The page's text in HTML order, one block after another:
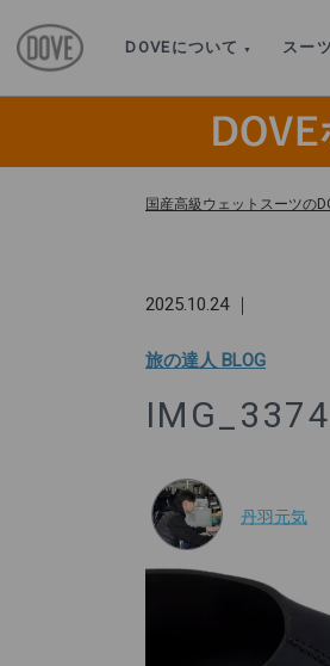
DOVEについて スー
国産高級ウェットスーツの
2025.10.24 ｜
旅の達人 BLOG
IMG_3374
丹羽元気